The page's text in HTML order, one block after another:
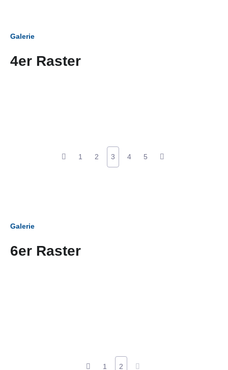
Galerie
4er Raster
1 2 3 4 5
Galerie
6er Raster
1 2